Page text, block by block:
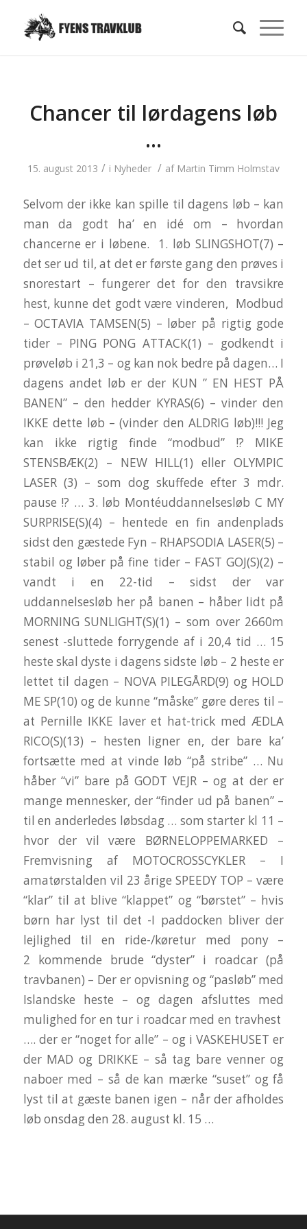
Chancer til lørdagens løb
…
15. august 2013 / i Nyheder / af Martin Timm Holmstav
Selvom der ikke kan spille til dagens løb – kan
man da godt ha’ en idé om – hvordan
chancerne er i løbene. 1. løb SLINGSHOT(7) –
det ser ud til, at det er første gang den prøves i
snorestart – fungerer det for den travsikre
hest, kunne det godt være vinderen, Modbud
– OCTAVIA TAMSEN(5) – løber på rigtig gode
tider – PING PONG ATTACK(1) – godkendt i
prøveløb i 21,3 – og kan nok bedre på dagen… I
dagens andet løb er der KUN ” EN HEST PÅ
BANEN” – den hedder KYRAS(6) – vinder den
IKKE dette løb – (vinder den ALDRIG løb)!!! Jeg
kan ikke rigtig finde “modbud” !? MIKE
STENSBÆK(2) – NEW HILL(1) eller OLYMPIC
LASER (3) – som dog skuffede efter 3 mdr.
pause !? … 3. løb Montéuddannelsesløb C MY
SURPRISE(S)(4) – hentede en fin andenplads
sidst den gæstede Fyn – RHAPSODIA LASER(5) –
stabil og løber på fine tider – FAST GOJ(S)(2) –
vandt i en 22-tid – sidst der var
uddannelsesløb her på banen – håber lidt på
MORNING SUNLIGHT(S)(1) – som over 2660m
senest -sluttede forrygende af i 20,4 tid … 15
heste skal dyste i dagens sidste løb – 2 heste er
lettet til dagen – NOVA PILEGÅRD(9) og HOLD
ME SP(10) og de kunne “måske” gøre deres til –
at Pernille IKKE laver et hat-trick med ÆDLA
RICO(S)(13) – hesten ligner en, der bare ka’
fortsætte med at vinde løb “på stribe” … Nu
håber “vi” bare på GODT VEJR – og at der er
mange mennesker, der “finder ud på banen” –
til en anderledes løbsdag … som starter kl 11 –
hvor der vil være BØRNELOPPEMARKED –
Fremvisning af MOTOCROSSCYKLER – I
amatørstalden vil 23 årige SPEEDY TOP – være
“klar” til at blive “klappet” og “børstet” – hvis
børn har lyst til det -I paddocken bliver der
lejlighed til en ride-/køretur med pony –
2 kommende brude “dyster” i roadcar (på
travbanen) – Der er opvisning og “pasløb” med
Islandske heste – og dagen afsluttes med
mulighed for en tur i roadcar med en travhest
…. der er “noget for alle” – og i VASKEHUSET er
der MAD og DRIKKE – så tag bare venner og
naboer med – så de kan mærke “suset” og få
lyst til at gæste banen igen – når der afholdes
løb onsdag den 28. august kl. 15 …